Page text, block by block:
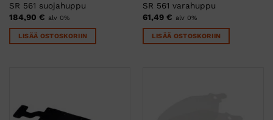
SR 561 suojahuppu
184,90 € alv 0%
LISÄÄ OSTOSKORIIN
SR 561 varahuppu
61,49 € alv 0%
LISÄÄ OSTOSKORIIN